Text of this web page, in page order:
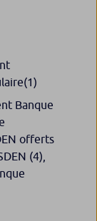
(1)
Banque
offerts
(4)